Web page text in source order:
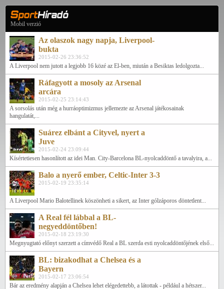
Mobil verzió
Az olaszok nagy napja, Liverpool-
bukta
2015-02-26 23:36:52
A Liverpool nem jutott a legjobb 16 közé az El-ben, miután a Besiktas ledolgozta...
Ráfagyott a mosoly az Arsenal
arcára
2015-02-25 23:14:43
A sorsolás után még a hurráoptimizmus jellemezte az Arsenal játékosainak
hangulatát,...
Suárez elbánt a Cityvel, nyert a
Juve
2015-02-24 23:09:44
Kísértetiesen hasonlított az idei Man. City-Barcelona BL-nyolcaddöntő a tavalyira, a...
Balo a nyerő ember, Celtic-Inter 3-3
2015-02-19 23:35:14
A Liverpool Mario Balotellinek köszönheti a sikert, az Inter gólzáporos döntetlent...
A Real fél lábbal a BL-
negyeddöntőben!
2015-02-18 23:19:30
Megnyugtató előnyt szerzett a címvédő Real a BL szerda esti nyolcaddöntőjének első...
BL: bizakodhat a Chelsea és a
Bayern
2015-02-17 23:06:54
Bár az eredmény alapján a Chelsea lehet elégedettebb, a látottak - például a hétszer...